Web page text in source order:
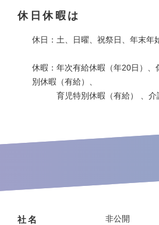
休日休暇は
休日：土、日曜、祝祭日、年末年
休暇：年次有給休暇（年20日）
別休暇（有給）、
育児特別休暇（有給） 、介護
社名 非公開